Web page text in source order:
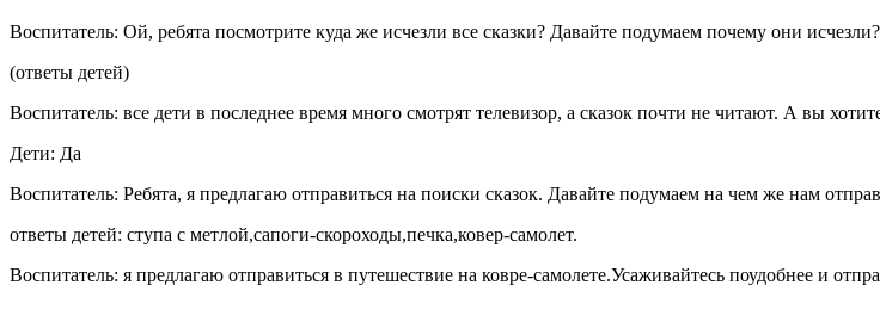
Воспитатель: Ой, ребята посмотрите куда же исчезли все сказки? Давайте подумаем почему они исчезли?
(ответы детей)
Воспитатель: все дети в последнее время много смотрят телевизор, а сказок почти не читают. А вы
Дети: Да
Воспитатель: Ребята, я предлагаю отправиться на поиски сказок. Давайте подумаем на чем же нам
ответы детей: ступа с метлой,сапоги-скороходы,печка,ковер-самолет.
Воспитатель: я предлагаю отправиться в путешествие на ковре-самолете.Усаживайтесь поудобнее и